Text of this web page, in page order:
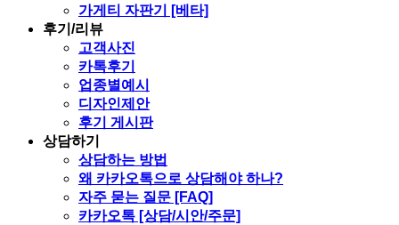
가게티 자판기 [베타]
후기/리뷰
고객사진
카톡후기
업종별예시
디자인제안
후기 게시판
상담하기
상담하는 방법
왜 카카오톡으로 상담해야 하나?
자주 묻는 질문 [FAQ]
카카오톡 [상담/시안/주문]